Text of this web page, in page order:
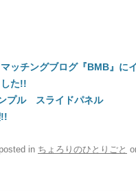
ッチングブログ『BMB』に
た!!
プル スライドパネル
in ちょろりのひとりごと